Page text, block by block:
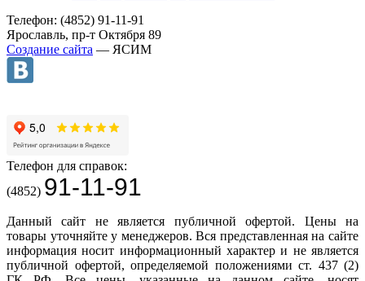
Телефон: (4852) 91-11-91
Ярославль, пр-т Октября 89
Создание сайта — ЯСИМ
Телефон для справок:
(4852) 91-11-91
Данный сайт не является публичной офертой. Цены на
товары уточняйте у менеджеров. Вся представленная на сайте
информация носит информационный характер и не является
публичной офертой, определяемой положениями ст. 437 (2)